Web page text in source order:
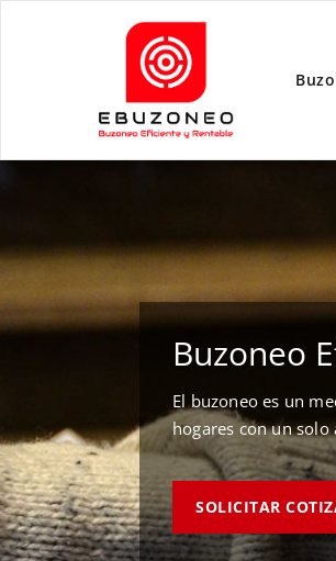
Buzoneo
El buzoneo es un
hogares con un
SOLICITAR